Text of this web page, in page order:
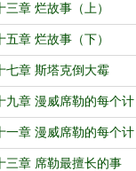
三章 烂故事（上）
五章 烂故事（下）
七章 斯塔克倒大霉
九章 漫威席勒的每个计
上）
一章 漫威席勒的每个计
下）
三章 席勒最擅长的事